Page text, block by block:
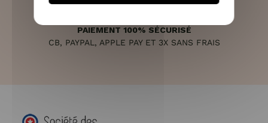
PAIEMENT 100% SÉCURISÉ
CB, PAYPAL, APPLE PAY ET 3X SANS FRAIS